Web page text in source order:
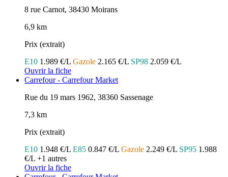
8 rue Carnot, 38430 Moirans
6,9 km
Prix (extrait)
E10 1.989 €/L Gazole 2.165 €/L SP98 2.059 €/L
Ouvrir la fiche
Carrefour - Carrefour Market
Rue du 19 mars 1962, 38360 Sassenage
7,3 km
Prix (extrait)
E10 1.948 €/L E85 0.847 €/L Gazole 2.249 €/L SP95 1.988
€/L +1 autres
Ouvrir la fiche